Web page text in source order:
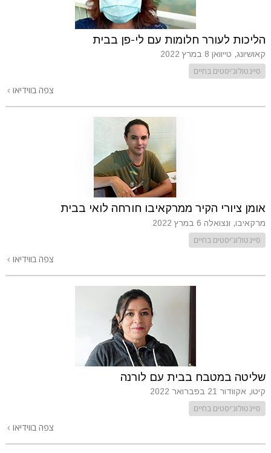
הליכות לעורר חלומות עם לי-פן בבית
קאושיונג, טייוואן 8 במרץ 2022
סיינטולוג'יסטים בחיים
צפה בווידיאו
אומן ציורי הקיר ממרקאיבו חורחה לואי בבית
מרקאיבו, ונצואלה 6 במרץ 2022
סיינטולוג'יסטים בחיים
צפה בווידיאו
שליטה במטבח בבית עם לורנה
קיטו, אקוודור 21 בפברואר 2022
סיינטולוג'יסטים בחיים
צפה בווידיאו